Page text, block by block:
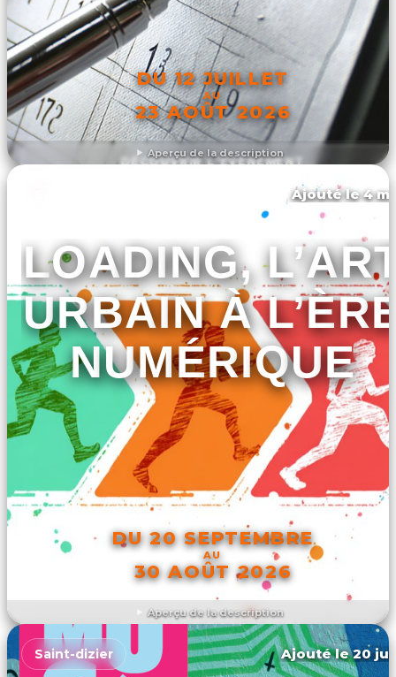
Aperçu de la description
DU 12 JUILLET
AU
23 AOÛT 2026
DÉCOUVRIR L'ÉVÉNEMENT
Aperçu de la description
Ajouté le 4
LOADING,
URBAIN À
NUMÉRIQUE
DU 20 SEPTEMBRE
AU
30 AOÛT 2026
DÉCOUVRIR L'ÉVÉNEMENT
Saint-dizier Ajouté le 20